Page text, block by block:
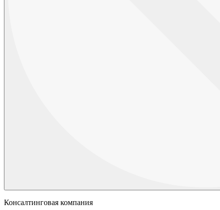
Консалтинговая компания